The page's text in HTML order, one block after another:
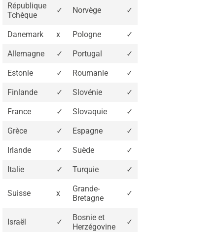
République
Tchèque
✓ Norvège ✓
Danemark x Pologne ✓
Allemagne ✓ Portugal ✓
Estonie ✓ Roumanie ✓
Finlande ✓ Slovénie ✓
France ✓ Slovaquie ✓
Grèce ✓ Espagne ✓
Irlande ✓ Suède ✓
Italie ✓ Turquie ✓
Suisse x
Grande-
Bretagne
✓
Israël ✓
Bosnie et
Herzégovine
✓